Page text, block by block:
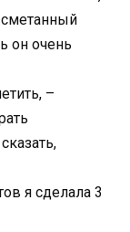
он очень
–
я сделала 3